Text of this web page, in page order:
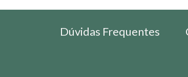
Dúvidas Frequentes